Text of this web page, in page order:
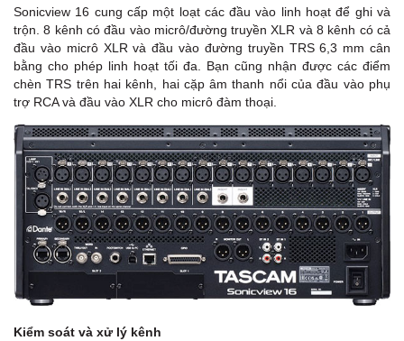
Sonicview 16 cung cấp một loạt các đầu vào linh hoạt để ghi và
trộn. 8 kênh có đầu vào micrô/đường truyền XLR và 8 kênh có cả
đầu vào micrô XLR và đầu vào đường truyền TRS 6,3 mm cân
bằng cho phép linh hoạt tối đa. Bạn cũng nhận được các điểm
chèn TRS trên hai kênh, hai cặp âm thanh nổi của đầu vào phụ
trợ RCA và đầu vào XLR cho micrô đàm thoại.
Kiểm soát và xử lý kênh